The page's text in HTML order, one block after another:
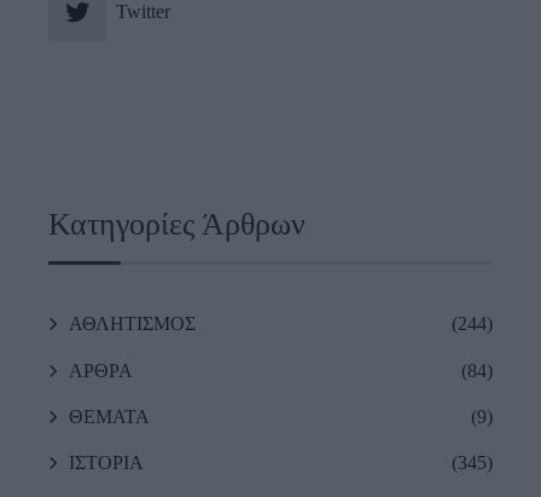
Twitter
Κατηγορίες Άρθρων
ΑΘΛΗΤΙΣΜΟΣ (244)
ΑΡΘΡΑ (84)
ΘΕΜΑΤΑ (9)
ΙΣΤΟΡΙΑ (345)